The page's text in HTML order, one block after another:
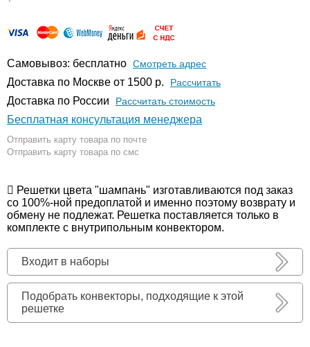
Самовывоз: бесплатно Смотреть адрес
Доставка по Москве от 1500 р. Расcчитать
Доставка по России Рассчитать стоимость
Бесплатная консультация менеджера
Отправить карту товара по почте
Отправить карту товара по смс
Решетки цвета "шампань" изготавливаются под заказ
со 100%-ной предоплатой и именно поэтому возврату и
обмену не подлежат. Решетка поставляется только в
комплекте с внутрипольным конвектором.
Входит в наборы
Подобрать конвекторы, подходящие к этой
решетке